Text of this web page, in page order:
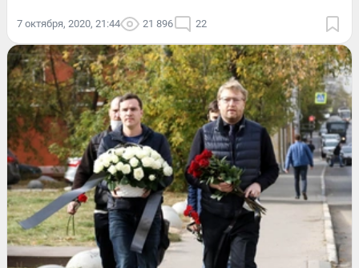
7 октября, 2020, 21:44 21 896 22